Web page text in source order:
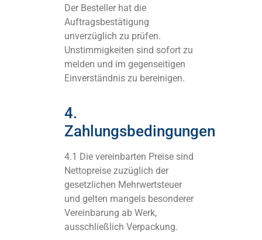
Der Besteller hat die
Auftragsbestätigung
unverzüglich zu prüfen.
Unstimmigkeiten sind sofort zu
melden und im gegenseitigen
Einverständnis zu bereinigen.
4.
Zahlungsbedingungen
4.1 Die vereinbarten Preise sind
Nettopreise zuzüglich der
gesetzlichen Mehrwertsteuer
und gelten mangels besonderer
Vereinbarung ab Werk,
ausschließlich Verpackung.